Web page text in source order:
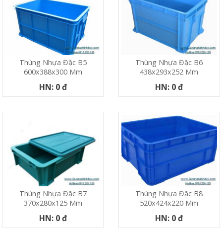
Thùng Nhựa Đặc B5
600x388x300 Mm
HN: 0 đ
Thùng Nhựa Đặc B6
438x293x252 Mm
HN: 0 đ
Thùng Nhựa Đặc B7
370x280x125 Mm
HN: 0 đ
Thùng Nhựa Đặc B8
520x424x220 Mm
HN: 0 đ